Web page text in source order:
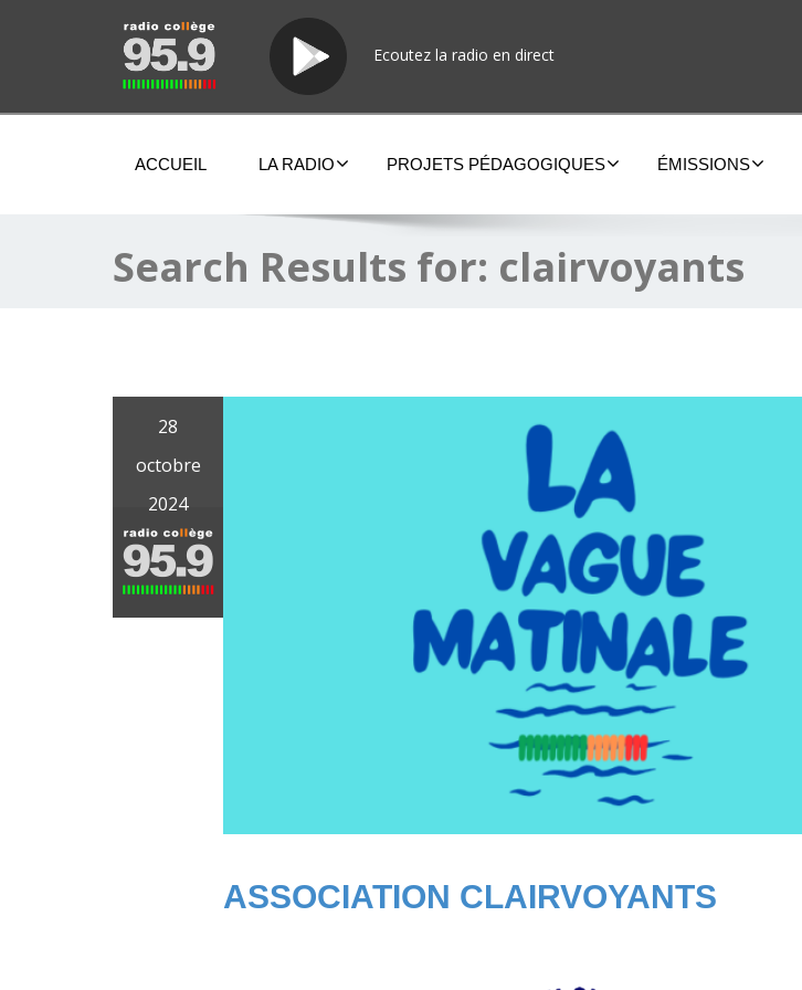
Ecoutez la radio en direct
ACCUEIL LA RADIO PROJETS PÉDAGOGIQUES ÉMISSIONS
Search Results for: clairvoyants
28
octobre
2024
ASSOCIATION CLAIRVOYANTS